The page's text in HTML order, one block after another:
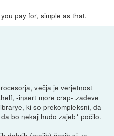
pay for, simple as that.
večja je verjetnost
-insert more crap- zadeve
ki so prekompleksni, da
bo nekaj hudo zajeb* počilo.